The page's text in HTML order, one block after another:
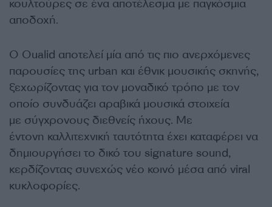
κουλτούρες σε ένα αποτέλεσμα με παγκόσμια
αποδοχή.
Ο Oualid αποτελεί μία από τις πιο ανερχόμενες
παρουσίες της urban και έθνικ μουσικής σκηνής,
ξεχωρίζοντας για τον μοναδικό τρόπο με τον
οποίο συνδυάζει αραβικά μουσικά στοιχεία
με σύγχρονους διεθνείς ήχους. Με
έντονη καλλιτεχνική ταυτότητα έχει καταφέρει να
δημιουργήσει το δικό του signature sound,
κερδίζοντας συνεχώς νέο κοινό μέσα από viral
κυκλοφορίες.